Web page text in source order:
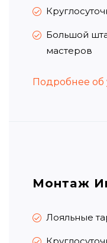
Большой
мастеров
Подробнее об
Монтаж
Лояльные